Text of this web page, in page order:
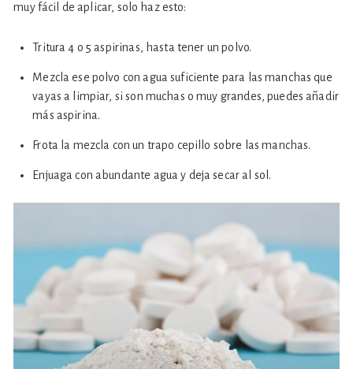
muy fácil de aplicar, solo haz esto:
Tritura 4 o 5 aspirinas, hasta tener un polvo.
Mezcla ese polvo con agua suficiente para las manchas que
vayas a limpiar, si son muchas o muy grandes, puedes añadir
más aspirina.
Frota la mezcla con un trapo cepillo sobre las manchas.
Enjuaga con abundante agua y deja secar al sol.